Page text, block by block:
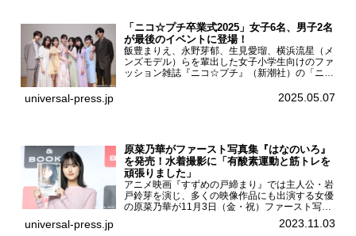
「ニコ☆プチ卒業式2025」女子6名、男子2名
が最後のイベントに登場！
飯豊まりえ、永野芽郁、生見愛瑠、横浜流星（メ
ンズモデル）らを輩出した女子小学生向けのファ
ッション雑誌『ニコ☆プチ』（新潮社）の「ニコ
モード学園コクーンタワーで開催され、卒業モデ
universal-press.jp 2025.05.07
原菜乃華がファースト写真集『はなのいろ』
を発売！水着撮影に「有酸素運動と筋トレを
頑張りました」
アニメ映画『すずめの戸締まり』では主人公・岩
戸鈴芽を演じ、多くの映像作品にも出演する女優
の原菜乃華が11月3日（金・祝）ファースト写真
集『はなのいろ』発売記念イベントを
HMV&BOOKS SHIBUYAで開催した。原菜乃華フ
universal-press.jp 2023.11.03